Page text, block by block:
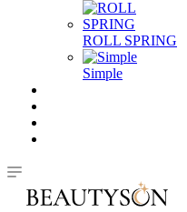
ROLL SPRING
Simple